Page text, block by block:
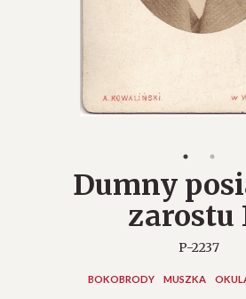
Dumny
zarostu
P-2237
BOKOBRODY MUSZKA